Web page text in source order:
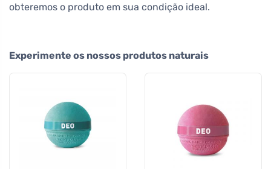
obteremos o produto em sua condição ideal.
Experimente os nossos produtos naturais